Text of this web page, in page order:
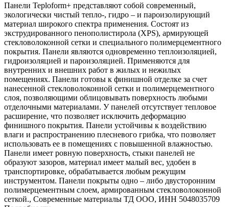
Панели Teploform+ представляют собой современный,
экологически чистый тепло-, гидро – и пароизолирующий
материал широкого спектра применения. Состоят из
экструдированного пенополистирола (XPS), армирующей
стекловолоконной сетки и специального полимерцементного
покрытия. Панели являются одновременно теплоизоляцией,
гидроизоляцией и пароизоляцией. Применяются для
внутренних и внешних работ в жилых и нежилых
помещениях. Панели готовы к финишной отделке за счет
нанесенной стекловолоконной сетки и полимерцементного
слоя, позволяющими облицовывать поверхность любыми
отделочными материалами. У панелей отсутствует тепловое
расширение, что позволяет исключить деформацию
финишного покрытия. Панели устойчивы к воздействию
влаги и распространению плесневого грибка, что позволяет
использовать ее в помещениях с повышенной влажностью.
Панели имеет ровную поверхность, стыки панелей не
образуют зазоров, материал имеет малый вес, удобен в
транспортировке, обрабатывается любым режущим
инструментом. Панели покрыты одно – либо двусторонним
полимерцементным слоем, армированным стекловолоконной
сеткой., Современные материалы ТД ООО, ИНН 5048035709